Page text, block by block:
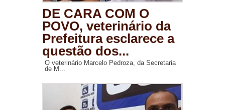
DE CARA COM O
POVO, veterinário da
Prefeitura esclarece a
questão dos...
O veterinário Marcelo Pedroza, da Secretaria
de M...